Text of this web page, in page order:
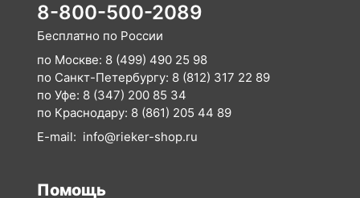
8-800-500-2089
Бесплатно по России
по Москве: 8 (499) 490 25 98
по Санкт-Петербургу: 8 (812) 317 22 89
по Уфе: 8 (347) 200 85 34
по Краснодару: 8 (861) 205 44 89
E-mail: info@rieker-shop.ru
Помощь